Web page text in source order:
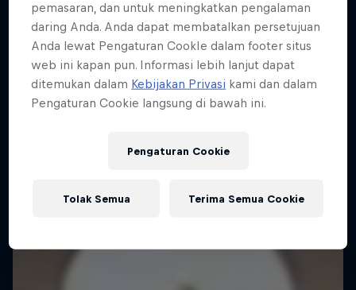
Luc Ackermann: FMX Unloaded
pemasaran, dan untuk meningkatkan pengalaman
daring Anda. Anda dapat membatalkan persetujuan
Anda lewat Pengaturan CookIe dalam footer situs
web ini kapan pun. Informasi lebih lanjut dapat
ditemukan dalam Kebijakan Privasi kami dan dalam
Pengaturan Cookie langsung di bawah ini.
Pengaturan Cookie
Tolak Semua Terima Semua Cookie